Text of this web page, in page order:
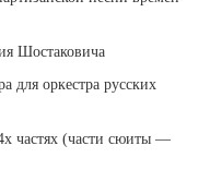
Шостаковича
для оркестра русских
частях (части сюиты —